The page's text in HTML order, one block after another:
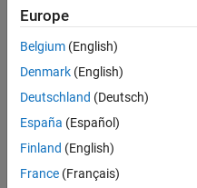
correspondant
à vos
critères
de
recherche.
Vous
pouvez
élargir
votre
Europe
Belgium (English)
Denmark (English)
Deutschland (Deutsch)
España (Español)
Finland (English)
France (Français)